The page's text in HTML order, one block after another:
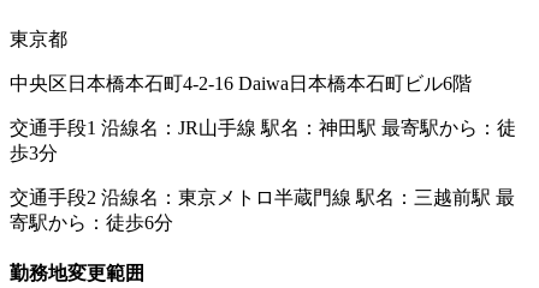
東京都
中央区日本橋本石町4-2-16 Daiwa日本橋本石町ビル6階
交通手段1 沿線名：JR山手線 駅名：神田駅 最寄駅から：徒
歩3分
交通手段2 沿線名：東京メトロ半蔵門線 駅名：三越前駅 最
寄駅から：徒歩6分
勤務地変更範囲